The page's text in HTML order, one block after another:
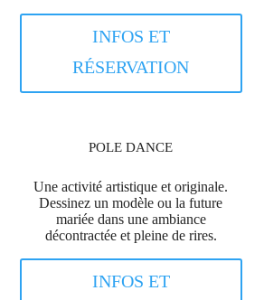
INFOS ET
RÉSERVATION
POLE DANCE
Une activité artistique et originale.
Dessinez un modèle ou la future
mariée dans une ambiance
décontractée et pleine de rires.
INFOS ET